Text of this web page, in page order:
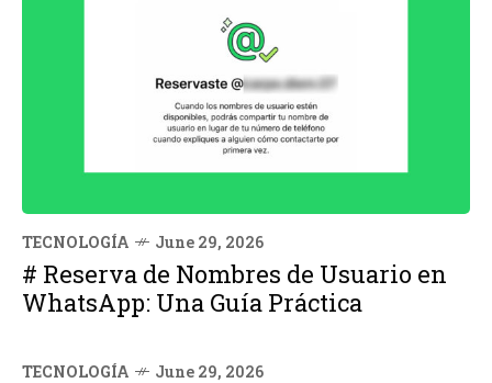
TECNOLOGÍA June 29, 2026
# Reserva de Nombres de Usuario en
WhatsApp: Una Guía Práctica
TECNOLOGÍA June 29, 2026